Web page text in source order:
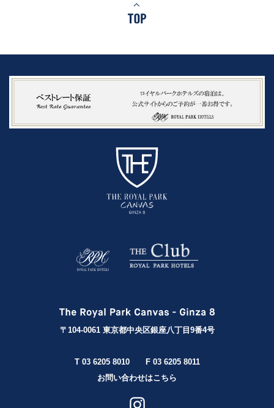
〒104-0061 東京都中央区銀座八丁目9番4号
T 03 6205 8010
F 03 6205 8011
お問い合わせはこちら